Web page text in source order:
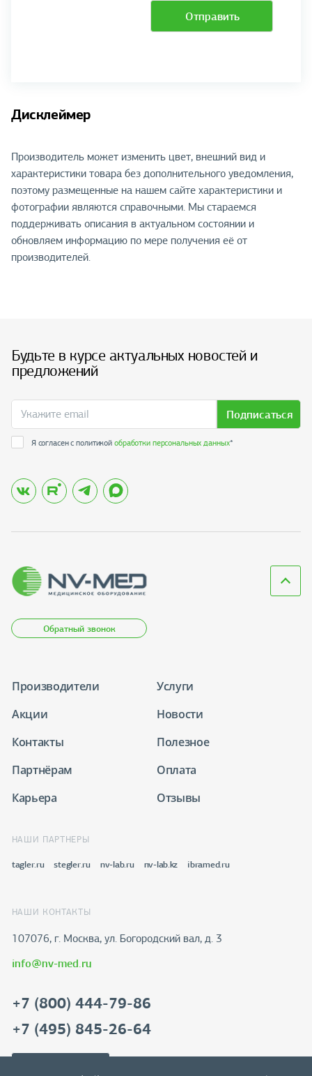
Отправить
Дисклеймер
Производитель может изменить цвет, внешний вид и
характеристики товара без дополнительного уведомления,
поэтому размещенные на нашем сайте характеристики и
фотографии являются справочными. Мы стараемся
поддерживать описания в актуальном состоянии и
обновляем информацию по мере получения её от
производителей.
Будьте в курсе актуальных новостей и
предложений
Подписаться
Я согласен с политикойобработки персональных данных*
Обратный звонок
Производители
Услуги
Акции
Новости
Контакты
Полезное
Партнёрам
Оплата
Карьера
Отзывы
НАШИ ПАРТНЕРЫ
tagler.ru stegler.ru nv-lab.ru nv-lab.kz ibramed.ru
НАШИ КОНТАКТЫ
107076, г. Москва, ул. Богородский вал, д. 3
info@nv-med.ru
+7 (800) 444-79-86
+7 (495) 845-26-64